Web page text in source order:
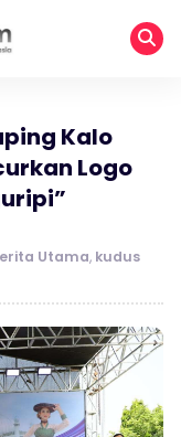
Kalo
Logo
Utama, kudus